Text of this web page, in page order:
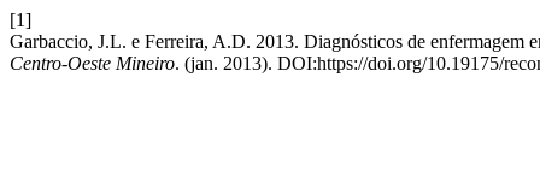
[1]
Garbaccio, J.L. e Ferreira, A.D. 2013. Diagnósticos de enfermagem
Centro-Oeste Mineiro. (jan. 2013). DOI:https://doi.org/10.19175/